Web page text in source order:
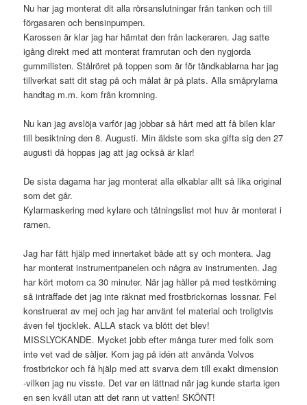
Nu har jag monterat dit alla rörsanslutningar från tanken och till
förgasaren och bensinpumpen.
Karossen är klar jag har hämtat den från lackeraren. Jag satte
igång direkt med att monterat framrutan och den nygjorda
gummilisten. Stålröret på toppen som är för tändkablarna har jag
tillverkat satt dit stag på och målat är på plats. Alla småprylarna
handtag m.m. kom från kromning.
Nu kan jag avslöja varför jag jobbar så hårt med att få bilen klar
till besiktning den 8. Augusti. Min äldste som ska gifta sig den 27
augusti då hoppas jag att jag också är klar!
De sista dagarna har jag monterat alla elkablar allt så lika original
som det går.
Kylarmaskering med kylare och tätningslist mot huv är monterat i
ramen.
Jag har fått hjälp med innertaket både att sy och montera. Jag
har monterat instrumentpanelen och några av instrumenten. Jag
har kört motorn ca 30 minuter. När jag håller på med testkörning
så inträffade det jag inte räknat med frostbrickornas lossnar. Fel
konstruerat av mej och jag har använt fel material och troligtvis
även fel tjocklek. ALLA stack va blött det blev!
MISSLYCKANDE. Mycket jobb efter många turer med folk som
inte vet vad de säljer. Kom jag på idén att använda Volvos
frostbrickor och få hjälp med att svarva dem till exakt dimension
-vilken jag nu visste. Det var en lättnad när jag kunde starta igen
en sen kväll utan att det rann ut vatten! SKÖNT!